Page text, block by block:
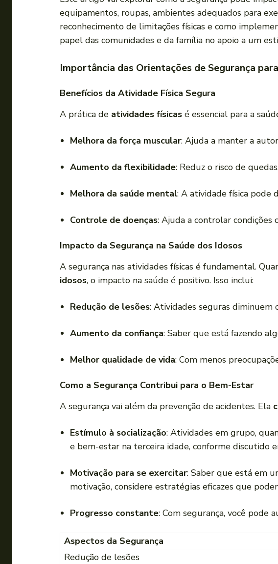
r
d
e
á
d
o
equipamentos, roupas, ambientes adequados para
reconhecimento de limitações físicas e como
papel das comunidades e da família no apoio a um
Importância das Orientações de Segurança
Benefícios da Atividade Física Segura
A prática de atividades físicas é essencial para a
Melhora da força muscular: Ajuda a manter a
Aumento da flexibilidade: Reduz o risco de
Melhora da saúde mental: A atividade física pode
Controle de doenças: Ajuda a controlar condições
Impacto da Segurança na Saúde dos Idosos
A segurança nas atividades físicas é fundamental.
idosos, o impacto na saúde é positivo. Isso inclui:
Redução de lesões: Atividades seguras diminuem
Aumento da confiança: Saber que está fazendo
Melhor qualidade de vida: Com menos
Como a Segurança Contribui para o Bem-Estar
A segurança vai além da prevenção de acidentes. Ela
Estímulo à socialização: Atividades em grupo,
e bem-estar na terceira idade, conforme discutido
Motivação para se exercitar: Saber que está em
motivação, considere estratégias eficazes que
Progresso constante: Com segurança, você pode
Aspectos da Segurança
Redução de lesões